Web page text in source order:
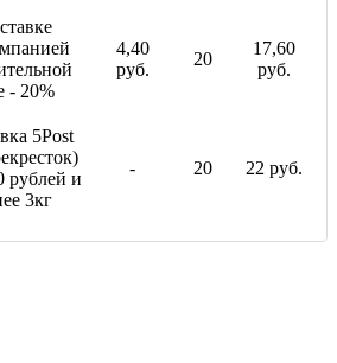
- 20%
4,40
руб.
20
17,60
руб.
5Post
рублей и
3кг
- 20 22 руб.